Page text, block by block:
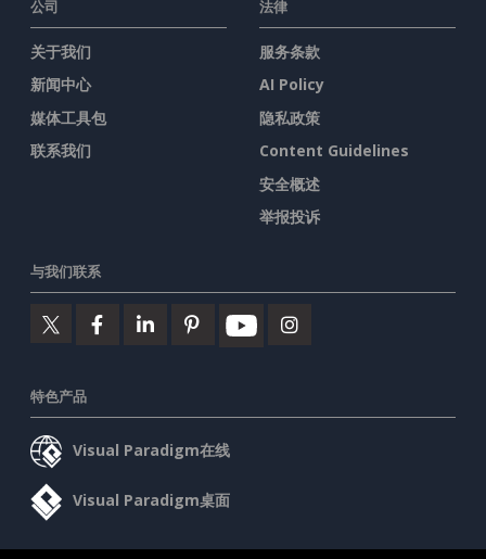
公司
关于我们
新闻中心
媒体工具包
联系我们
法律
服务条款
AI Policy
隐私政策
Content Guidelines
安全概述
举报投诉
与我们联系
特色产品
Visual Paradigm在线
Visual Paradigm桌面